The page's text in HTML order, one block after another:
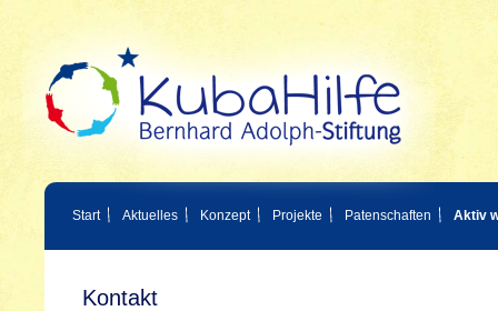
Start Aktuelles Konzept Projekte Patenschaften Aktiv
Kontakt